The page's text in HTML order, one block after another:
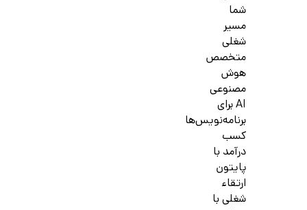
شما
مسیر
شغلی
متخصص
هوش
مصنوعی
AI برای
برنامه‌نویس‌ها
کسب
درآمد با
پایتون
ارتقاء
شغلی با